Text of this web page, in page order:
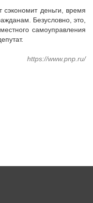
сэкономит деньги, время
Безусловно, это,
самоуправления
https://www.pnp.ru/